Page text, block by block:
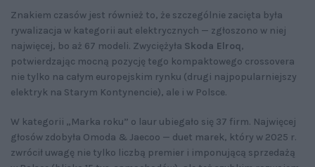
Znakiem czasów jest również to, że szczególnie zacięta była
rywalizacja w kategorii aut elektrycznych — zgłoszono w niej
najwięcej, bo aż 67 modeli. Zwyciężyła Skoda Elroq,
potwierdzając mocną pozycję tego kompaktowego crossovera
nie tylko na całym europejskim rynku (drugi najpopularniejszy
elektryk na Starym Kontynencie), ale i w Polsce.
W kategorii „Marka roku” o laur ubiegało się 37 firm. Najwięcej
głosów zdobyła Omoda & Jaecoo — duet marek, który w 2025 r.
zwrócił uwagę nie tylko liczbą premier i imponującą sprzedażą